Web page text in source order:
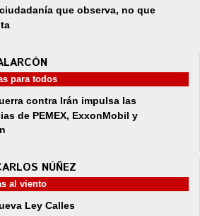
que observa, no que
para todos
contra Irán impulsa las
de PEMEX, ExxonMobil y
NÚÑEZ
al viento
Ley Calles